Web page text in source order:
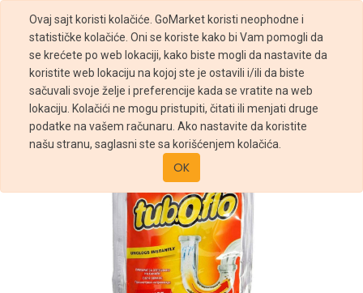
Ovaj sajt koristi kolačiće. GoMarket koristi neophodne i
statističke kolačiće. Oni se koriste kako bi Vam pomogli da
se krećete po web lokaciji, kako biste mogli da nastavite da
koristite web lokaciju na kojoj ste je ostavili i/ili da biste
sačuvali svoje želje i preferencije kada se vratite na web
lokaciju. Kolačići ne mogu pristupiti, čitati ili menjati druge
podatke na vašem računaru. Ako nastavite da koristite
našu stranu, saglasni ste sa korišćenjem kolačića.
OK
Prodavnica SRED ZA ODVOD VRUCA VODA 60G TUBOFLO